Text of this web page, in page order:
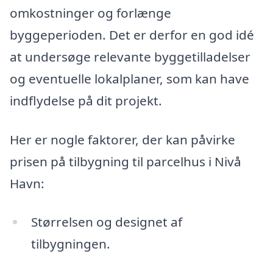
omkostninger og forlænge
byggeperioden. Det er derfor en god idé
at undersøge relevante byggetilladelser
og eventuelle lokalplaner, som kan have
indflydelse på dit projekt.
Her er nogle faktorer, der kan påvirke
prisen på tilbygning til parcelhus i Nivå
Havn:
Størrelsen og designet af
tilbygningen.